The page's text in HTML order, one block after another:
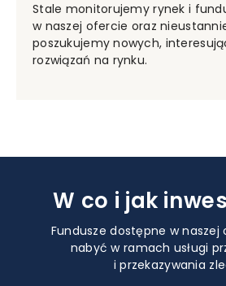
Stale monitorujemy rynek i
w naszej ofercie oraz
poszukujemy nowych,
rozwiązań na rynku.
W co i jak
Fundusze dostępne w naszej
nabyć w ramach usługi
i przekazywania